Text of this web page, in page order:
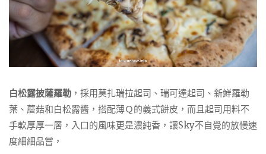
白松露披薩羅勒 ，採用莫扎瑞拉起司、瑞可達起司、新鮮羅勒
葉、蘑菇和白松露醬，搭配薄Ｑ的義式餅皮，而且起司用料不
手軟厚厚一層，入口的風味更是濃純香，讓Sky不自覺的放慢速
度細細品嘗，